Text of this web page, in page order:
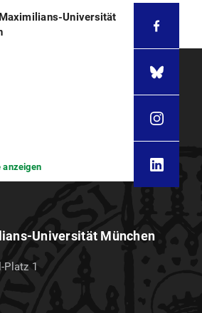
Universität
anzeigen
Universität München
Platz 1